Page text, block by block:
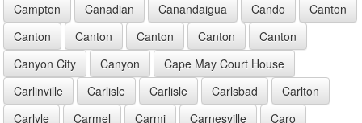
Campton
Canadian Canandaigua Cando
Canton
Canton
Canton Canton Canton
Canton
Canyon City
Canyon
Cape May Court House
Carlinville
Carlisle Carlisle Carlsbad
Carlton
Carlyle
Carmel Carmi Carnesville Caro